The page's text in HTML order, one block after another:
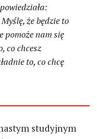
że będzie to
pomoże nam się
co chcesz
to, co chcę
studyjnym